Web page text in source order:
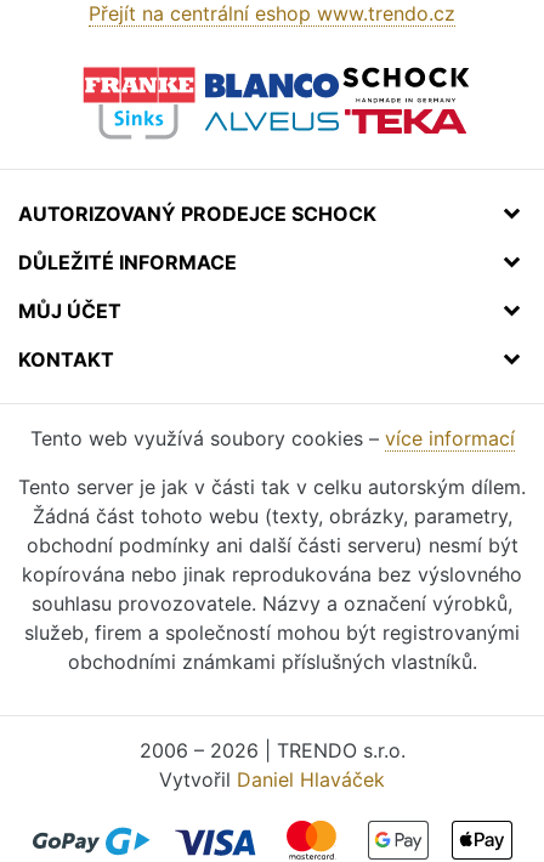
Přejít na centrální eshop www.trendo.cz
AUTORIZOVANÝ PRODEJCE SCHOCK
DŮLEŽITÉ INFORMACE
MŮJ ÚČET
KONTAKT
Tento web využívá soubory cookies – více informací
Tento server je jak v části tak v celku autorským dílem.
Žádná část tohoto webu (texty, obrázky, parametry,
obchodní podmínky ani další části serveru) nesmí být
kopírována nebo jinak reprodukována bez výslovného
souhlasu provozovatele. Názvy a označení výrobků,
služeb, firem a společností mohou být registrovanými
obchodními známkami příslušných vlastníků.
2006 – 2026 | TRENDO s.r.o.
Vytvořil Daniel Hlaváček